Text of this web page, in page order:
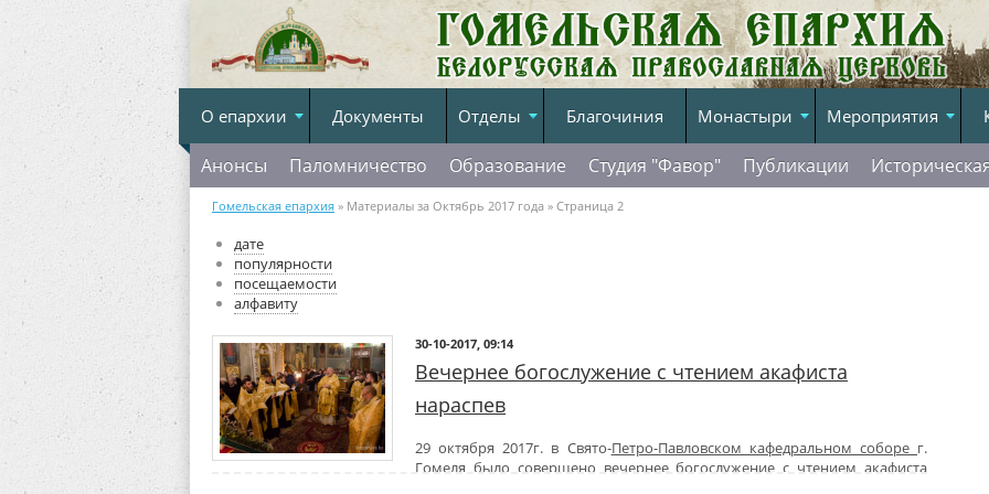
О епархии Документы Отделы Благочиния Монастыри Мероприятия
Анонсы Паломничество Образование Студия "Фавор" Публикации
Гомельская епархия » Материалы за Октябрь 2017 года » Страница 2
дате
популярности
посещаемости
алфавиту
30-10-2017, 09:14
Вечернее богослужение с чтением акафиста
нараспев
29 октября 2017г. в Свято-Петро-Павловском кафедральном соборе г.
Гомеля было совершено вечернее богослужение с чтением акафиста